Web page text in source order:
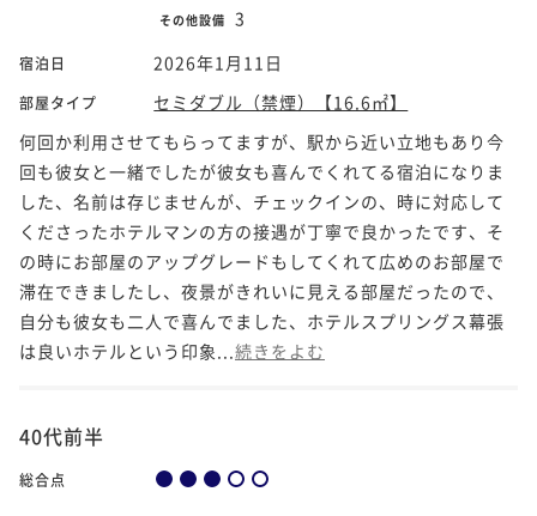
その他設備 3
宿泊日 2026年1月11日
部屋タイプ
セミダブル（禁煙）【16.6㎡】
何回か利用させてもらってますが、駅から近い立地もあり今
回も彼女と一緒でしたが彼女も喜んでくれてる宿泊になりま
した、名前は存じませんが、チェックインの、時に対応して
くださったホテルマンの方の接遇が丁寧で良かったです、そ
の時にお部屋のアップグレードもしてくれて広めのお部屋で
滞在できましたし、夜景がきれいに見える部屋だったので、
自分も彼女も二人で喜んでました、ホテルスプリングス幕張
は良いホテルという印象... 続きをよむ
40代前半
総合点